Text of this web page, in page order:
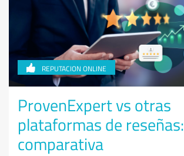
REPUTACION ONLINE
ProvenExpert vs otras
plataformas de reseñas:
comparativa